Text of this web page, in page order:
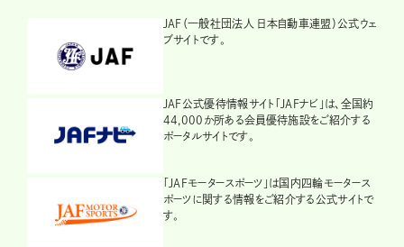
JAF（一般社団法人 日本自動車連盟）公式ウェ
ブサイトです。
JAF公式優待情報サイト「JAFナビ」は、全国約
44,000か所ある会員優待施設をご紹介する
ポータルサイトです。
「JAFモータースポーツ」は国内四輪モータース
ポーツに関する情報をご紹介する公式サイトで
す。